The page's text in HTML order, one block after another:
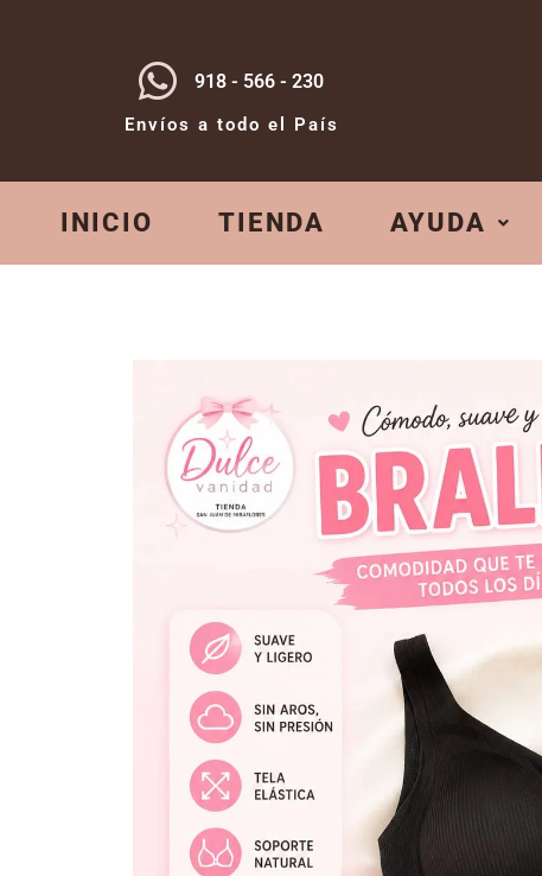
918 - 566 - 230
Envíos a todo el País
INICIO TIENDA AYUDA